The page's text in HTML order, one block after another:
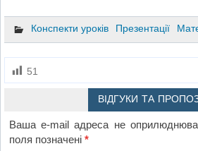
Конспекти уроків Презентації
51
ВІДГУКИ ТА
Ваша e-mail адреса не
поля позначені*